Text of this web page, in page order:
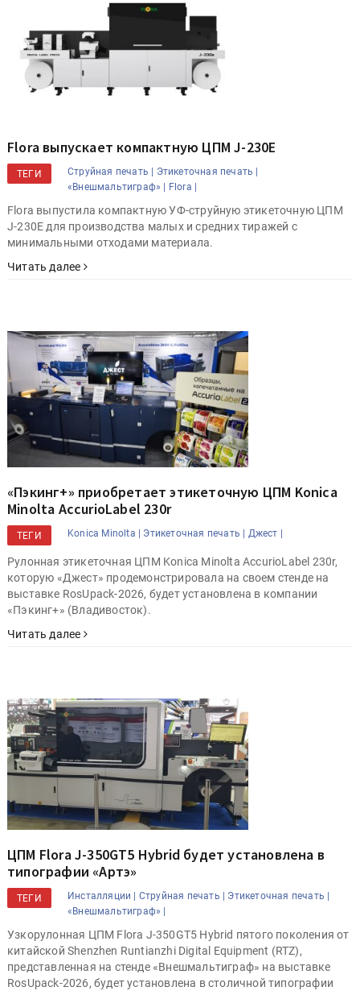
Flora выпускает компактную ЦПМ J-230E
ТЕГИ Струйная печать |
Этикеточная печать |
«Внешмальтиграф» |
Flora |
Flora выпустила компактную УФ-струйную этикеточную ЦПМ
J-230E для производства малых и средних тиражей с
минимальными отходами материала.
Читать далее
«Пэкинг+» приобретает этикеточную ЦПМ Konica
Minolta AccurioLabel 230r
ТЕГИ Konica Minolta | Этикеточная печать | Джест |
Рулонная этикеточная ЦПМ Konica Minolta AccurioLabel 230r,
которую «Джест» продемонстрировала на своем стенде на
выставке RosUpack-2026, будет установлена в компании
«Пэкинг+» (Владивосток).
Читать далее
ЦПМ Flora J-350GT5 Hybrid будет установлена в
типографии «Артэ»
ТЕГИ Инсталляции | Струйная печать | Этикеточная печать |
«Внешмальтиграф» |
Узкорулонная ЦПМ Flora J-350GT5 Hybrid пятого поколения от
китайской Shenzhen Runtianzhi Digital Equipment (RTZ),
представленная на стенде «Внешмальтиграф» на выставке
RosUpack-2026, будет установлена в столичной типографии